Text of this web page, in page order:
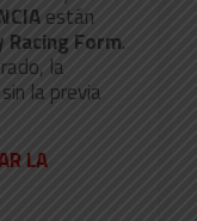
están
Racing Form.
la
la previa
LA